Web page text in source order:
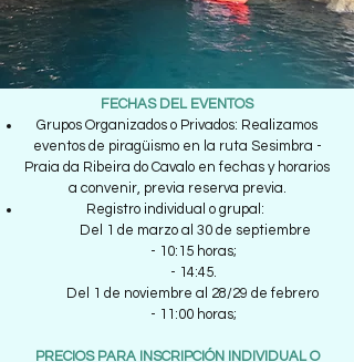
FECHAS DEL EVENTOS
Grupos Organizados o Privados: Realizamos
eventos de piragüismo en la ruta Sesimbra -
Praia da Ribeira do Cavalo en fechas y horarios
a convenir, previa reserva previa.
Registro individual o grupal:
Del 1 de marzo al 30 de septiembre
- 10:15 horas;
- 14:45.
Del 1 de noviembre al 28/29 de febrero
- 11:00 horas;
PRECIOS PARA INSCRIPCIÓN INDIVIDUAL O